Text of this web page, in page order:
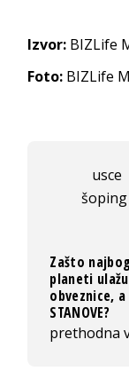
Izvor: BIZLife
Foto: BIZLife
usce
Zašto
planeti
obveznice,
STANOVE?
prethodna